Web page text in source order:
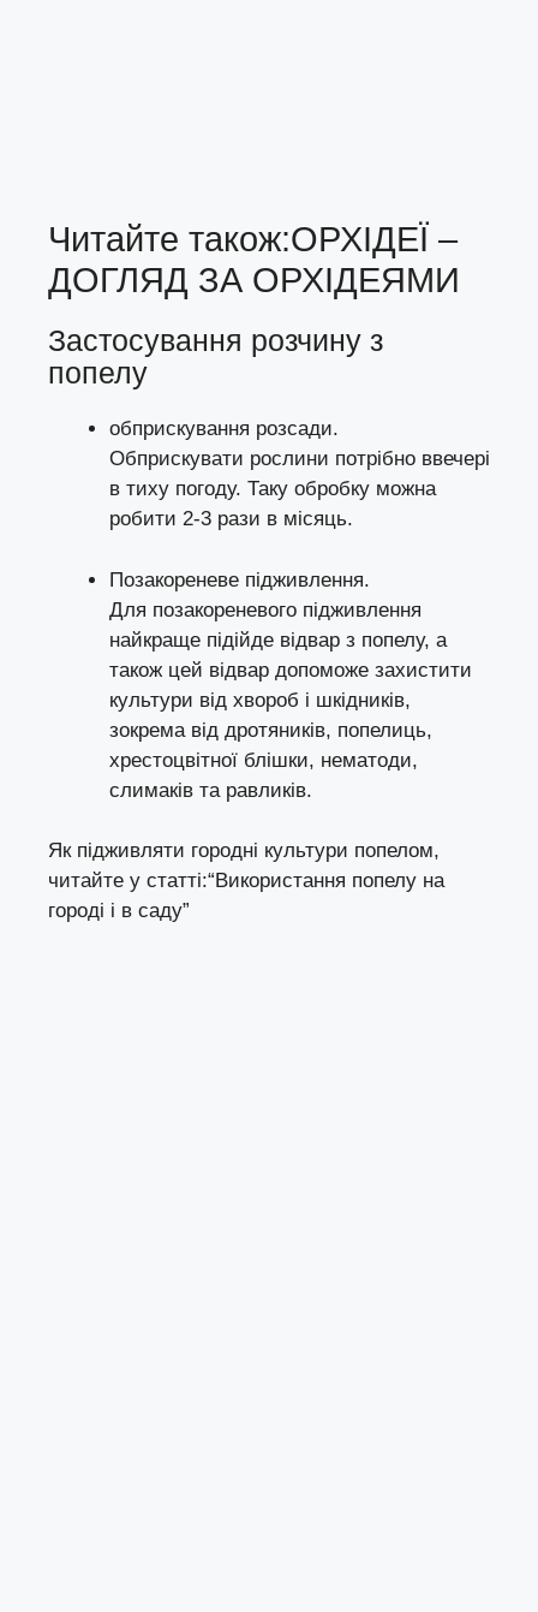
Читайте також:ОРХІДЕЇ –
ДОГЛЯД ЗА ОРХІДЕЯМИ
Застосування розчину з
попелу
обприскування розсади.
Обприскувати рослини потрібно ввечері
в тиху погоду. Таку обробку можна
робити 2-3 рази в місяць.
Позакореневе підживлення.
Для позакореневого підживлення
найкраще підійде відвар з попелу, а
також цей відвар допоможе захистити
культури від хвороб і шкідників,
зокрема від дротяників, попелиць,
хрестоцвітної блішки, нематоди,
слимаків та равликів.
Як підживляти городні культури попелом,
читайте у статті:“Використання попелу на
городі і в саду”